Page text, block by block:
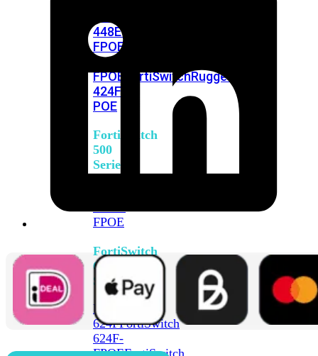
448E-
FPOE
M426E-
FPOE
FortiSwitchRugged
424F-
POE
FortiSwitch
500
Series
FPOE
FortiSwitch
600
Series
FortiSwitch
624FFortiSwitch
624F-
FPOEFortiSwitch